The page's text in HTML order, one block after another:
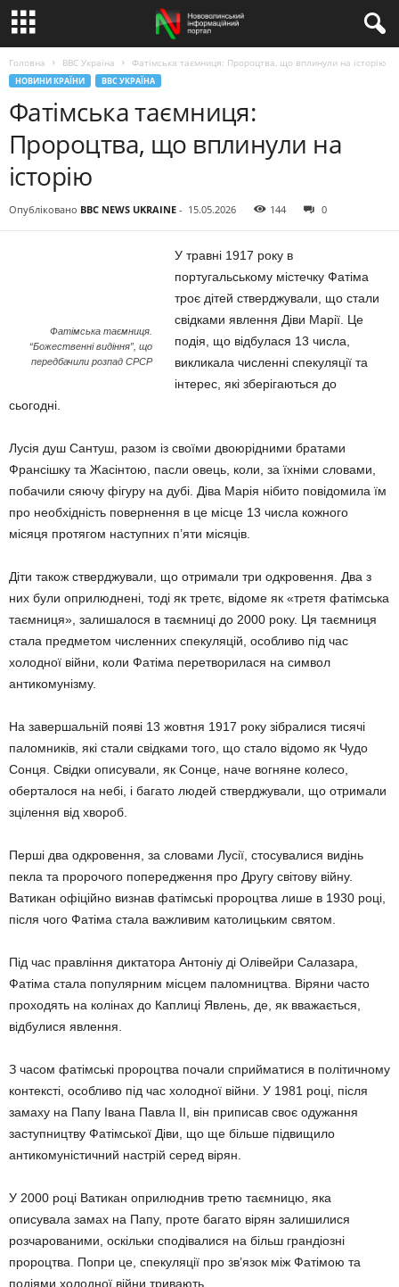
Головна BBC Україна Фатімська таємниця: Пророцтва, що вплинули на історію
НОВИНИ КРАЇНИ BBC УКРАЇНА
Фатімська таємниця:
Пророцтва, що вплинули на
історію
Опубліковано BBC NEWS UKRAINE - 15.05.2026 144 0
Фатімська таємниця.
“Божественні видіння”, що
передбачили розпад СРСР
У травні 1917 року в
португальському містечку Фатіма
троє дітей стверджували, що стали
свідками явлення Діви Марії. Це
подія, що відбулася 13 числа,
викликала численні спекуляції та
інтерес, які зберігаються до
сьогодні.
Лусія душ Сантуш, разом із своїми двоюрідними братами
Франсішку та Жасінтою, пасли овець, коли, за їхніми словами,
побачили сяючу фігуру на дубі. Діва Марія нібито повідомила їм
про необхідність повернення в це місце 13 числа кожного
місяця протягом наступних п’яти місяців.
Діти також стверджували, що отримали три одкровення. Два з
них були оприлюднені, тоді як третє, відоме як «третя фатімська
таємниця», залишалося в таємниці до 2000 року. Ця таємниця
стала предметом численних спекуляцій, особливо під час
холодної війни, коли Фатіма перетворилася на символ
антикомунізму.
На завершальній появі 13 жовтня 1917 року зібралися тисячі
паломників, які стали свідками того, що стало відомо як Чудо
Сонця. Свідки описували, як Сонце, наче вогняне колесо,
оберталося на небі, і багато людей стверджували, що отримали
зцілення від хвороб.
Перші два одкровення, за словами Лусії, стосувалися видінь
пекла та пророчого попередження про Другу світову війну.
Ватикан офіційно визнав фатімські пророцтва лише в 1930 році,
після чого Фатіма стала важливим католицьким святом.
Під час правління диктатора Антоніу ді Олівейри Салазара,
Фатіма стала популярним місцем паломництва. Віряни часто
проходять на колінах до Каплиці Явлень, де, як вважається,
відбулися явлення.
З часом фатімські пророцтва почали сприйматися в політичному
контексті, особливо під час холодної війни. У 1981 році, після
замаху на Папу Івана Павла ІІ, він приписав своє одужання
заступництву Фатімської Діви, що ще більше підвищило
антикомуністичний настрій серед вірян.
У 2000 році Ватикан оприлюднив третю таємницю, яка
описувала замах на Папу, проте багато вірян залишилися
розчарованими, оскільки сподівалися на більш грандіозні
пророцтва. Попри це, спекуляції про зв’язок між Фатімою та
подіями холодної війни тривають.